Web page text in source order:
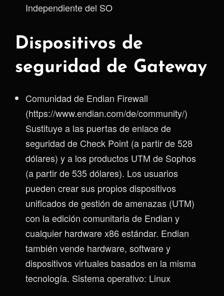
Independiente del SO
Dispositivos de
seguridad de Gateway
Comunidad de Endian Firewall
(https://www.endian.com/de/community/)
Sustituye a las puertas de enlace de
seguridad de Check Point (a partir de 528
dólares) y a los productos UTM de Sophos
(a partir de 535 dólares). Los usuarios
pueden crear sus propios dispositivos
unificados de gestión de amenazas (UTM)
con la edición comunitaria de Endian y
cualquier hardware x86 estándar. Endian
también vende hardware, software y
dispositivos virtuales basados en la misma
tecnología. Sistema operativo: Linux